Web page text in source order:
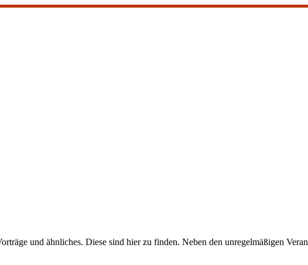
und ähnliches. Diese sind hier zu finden. Neben den unregelmäßigen